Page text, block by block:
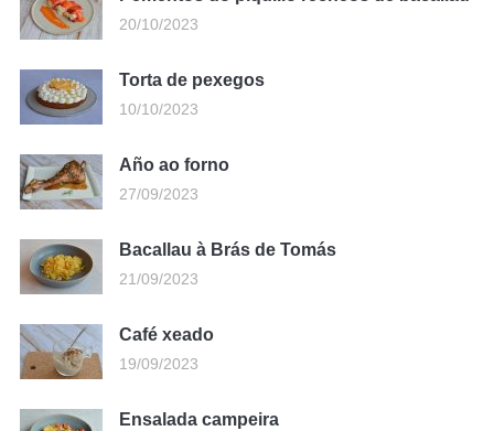
20/10/2023
Torta de pexegos
10/10/2023
Año ao forno
27/09/2023
Bacallau à Brás de Tomás
21/09/2023
Café xeado
19/09/2023
Ensalada campeira